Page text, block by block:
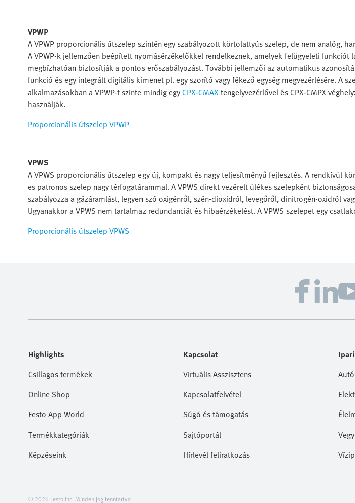
VPWP
A VPWP proporcionális útszelep szintén egy szabályozott körtolattyús szelep, de nem analóg,
A VPWP-k jellemzően beépített nyomásérzékelőkkel rendelkeznek, amelyek felügyeleti funkciót
megbízhatóan biztosítják a pontos erőszabályozást. További jellemzői az automatikus
funkció és egy integrált digitális kimenet pl. egy szorító vagy fékező egység megvezérlésére. A
alkalmazásokban a VPWP-t szinte mindig egyCPX-CMAXtengelyvezérlővel és CPX-CMPX
használják.
Proporcionális útszelep VPWP
VPWS
A VPWS proporcionális útszelep egy új, kompakt és nagy teljesítményű fejlesztés. A rendkívül
es patronos szelep nagy térfogatárammal. A VPWS direkt vezérelt ülékes szelepként
szabályozza a gázáramlást, legyen szó oxigénről, szén-dioxidról, levegőről, dinitrogén-oxidról
Ugyanakkor a VPWS nem tartalmaz redundanciát és hibaérzékelést. A VPWS szelepet egy
Proporcionális útszelep VPWS
Highlights
Csillagos termékek
Online Shop
Festo App World
Termékkategóriák
Képzéseink
Kapcsolat
Virtuális Asszisztens
Kapcsolatfelvétel
Súgó és támogatás
Sajtóportál
Hírlevél feliratkozás
© 2026 Festo Inc. Minden jog fenntartva